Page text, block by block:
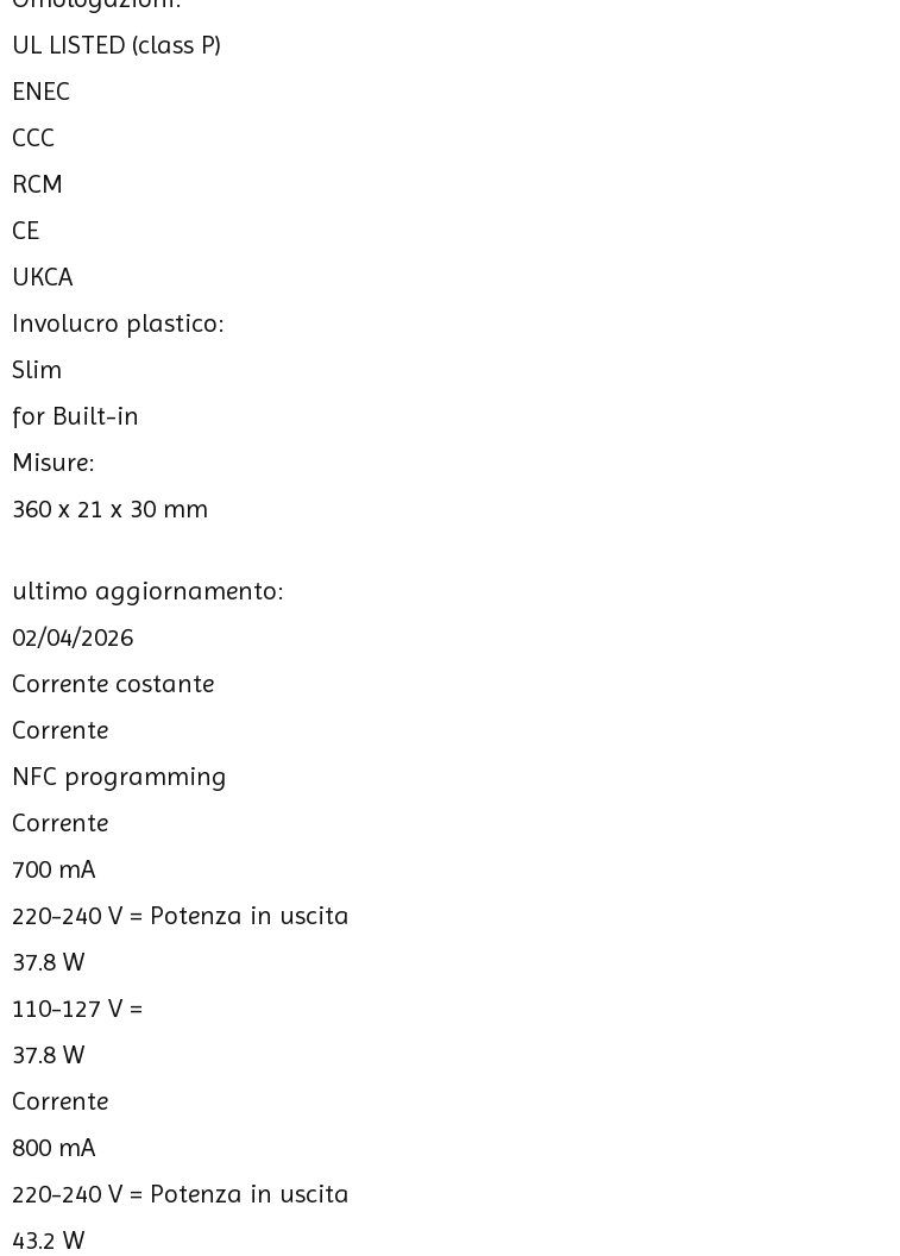
UL LISTED (class P)
ENEC
CCC
RCM
CE
UKCA
Involucro plastico:
Slim
for Built-in
Misure:
360 x 21 x 30 mm
ultimo aggiornamento:
02/04/2026
Corrente costante
Corrente
NFC programming
Corrente
700 mA
220-240 V = Potenza in uscita
37.8 W
110-127 V =
37.8 W
Corrente
800 mA
220-240 V = Potenza in uscita
43.2 W